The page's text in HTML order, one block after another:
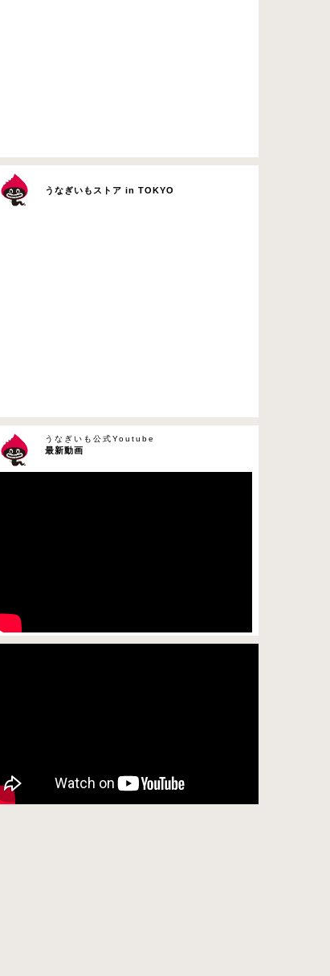
うなぎいもストア in TOKYO
最新動画
うなぎいも公式Youtube